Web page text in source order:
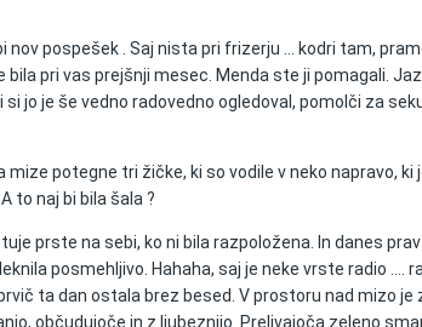
pospešek . Saj nista pri frizerju … kodri tam,
pri vas prejšnji mesec. Menda ste ji pomagali.
jo je še vedno radovedno ogledoval, pomolči za
potegne tri žičke, ki so vodile v neko napravo,
to naj bi bila šala ?
prste na sebi, ko ni bila razpoložena. In danes
posmehljivo. Hahaha, saj je neke vrste radio ….
ta dan ostala brez besed. V prostoru nad mizo je
občudujoče in z ljubeznijo. Prelivajoča zeleno